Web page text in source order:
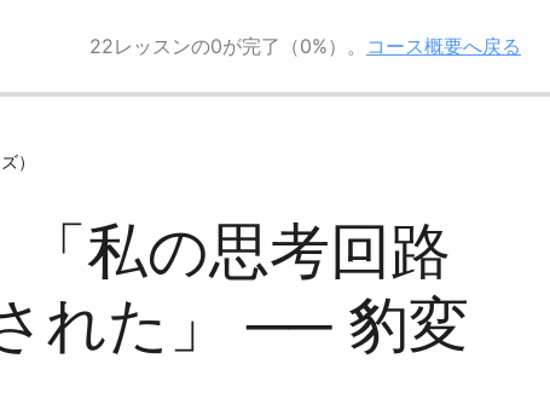
22レッスンの0が完了（0%）。 コース概要へ戻る
）
私の思考回路
れた」 ── 豹変